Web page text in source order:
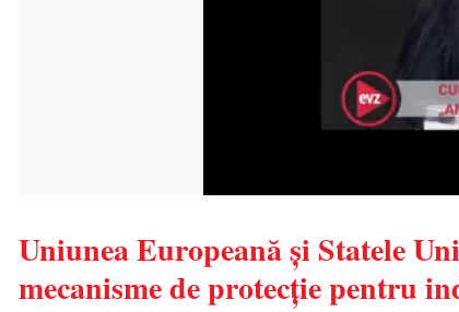
Uniunea Europeană și Statele
mecanisme de protecție pentru